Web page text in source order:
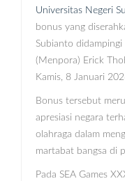
Universitas Negeri
bonus yang
Subianto
(Menpora) Erick
Kamis, 8 Januari
Bonus tersebut
apresiasi negara
olahraga dalam
martabat bangsa di
Pada SEA Games